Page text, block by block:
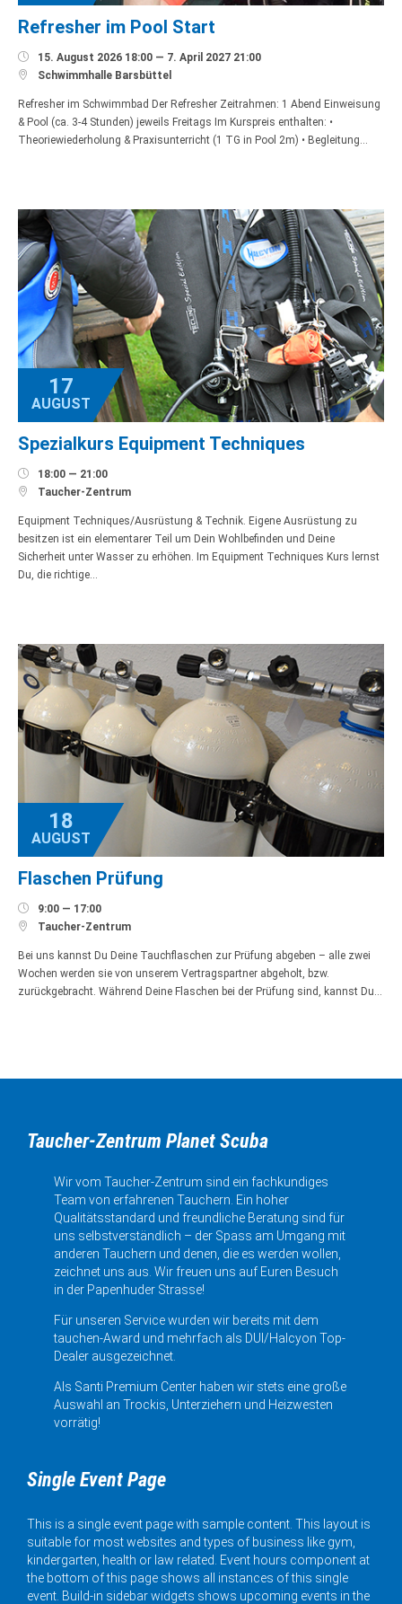
Refresher im Pool Start
 15. August 2026 18:00 — 7. April 2027 21:00
 Schwimmhalle Barsbüttel
Refresher im Schwimmbad Der Refresher Zeitrahmen: 1 Abend Einweisung
& Pool (ca. 3-4 Stunden) jeweils Freitags Im Kurspreis enthalten: •
Theoriewiederholung & Praxisunterricht (1 TG in Pool 2m) • Begleitung…
17
AUGUST
Spezialkurs Equipment Techniques
 18:00 — 21:00
 Taucher-Zentrum
Equipment Techniques/Ausrüstung & Technik. Eigene Ausrüstung zu
besitzen ist ein elementarer Teil um Dein Wohlbefinden und Deine
Sicherheit unter Wasser zu erhöhen. Im Equipment Techniques Kurs lernst
Du, die richtige…
18
AUGUST
Flaschen Prüfung
 9:00 — 17:00
 Taucher-Zentrum
Bei uns kannst Du Deine Tauchflaschen zur Prüfung abgeben – alle zwei
Wochen werden sie von unserem Vertragspartner abgeholt, bzw.
zurückgebracht. Während Deine Flaschen bei der Prüfung sind, kannst Du…
Taucher-Zentrum Planet Scuba
Wir vom Taucher-Zentrum sind ein fachkundiges
Team von erfahrenen Tauchern. Ein hoher
Qualitätsstandard und freundliche Beratung sind für
uns selbstverständlich – der Spass am Umgang mit
anderen Tauchern und denen, die es werden wollen,
zeichnet uns aus. Wir freuen uns auf Euren Besuch
in der Papenhuder Strasse!
Für unseren Service wurden wir bereits mit dem
tauchen-Award und mehrfach als DUI/Halcyon Top-
Dealer ausgezeichnet.
Als Santi Premium Center haben wir stets eine große
Auswahl an Trockis, Unterziehern und Heizwesten
vorrätig!
Single Event Page
This is a single event page with sample content. This layout is
suitable for most websites and types of business like gym,
kindergarten, health or law related. Event hours component at
the bottom of this page shows all instances of this single
event. Build-in sidebar widgets shows upcoming events in the